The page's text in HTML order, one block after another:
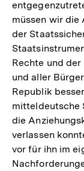
müssen wir die
der
Rechte und
und aller
Republik
mitteldeutsche
die
verlassen
vor für ihn im